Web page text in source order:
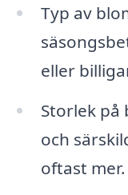
Typ av
eller
Storlek på
och
oftast mer.